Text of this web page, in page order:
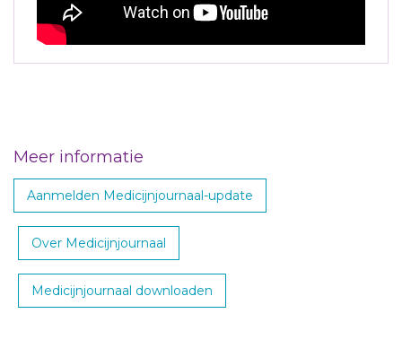
Meer informatie
Aanmelden Medicijnjournaal-update
Over Medicijnjournaal
Medicijnjournaal downloaden